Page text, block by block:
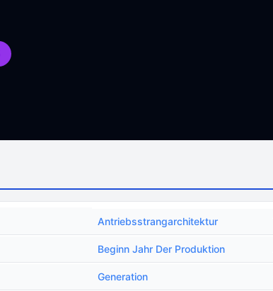
Antriebsstrangarchitektur
Beginn Jahr Der Produktion
Generation